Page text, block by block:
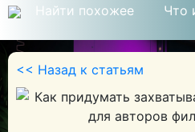
Найти похожее Что
<< Назад к статьям